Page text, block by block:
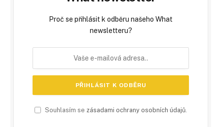
Proč se přihlásit k odběru našeho What
newsletteru?
Souhlasím se zásadami ochrany osobních údajů